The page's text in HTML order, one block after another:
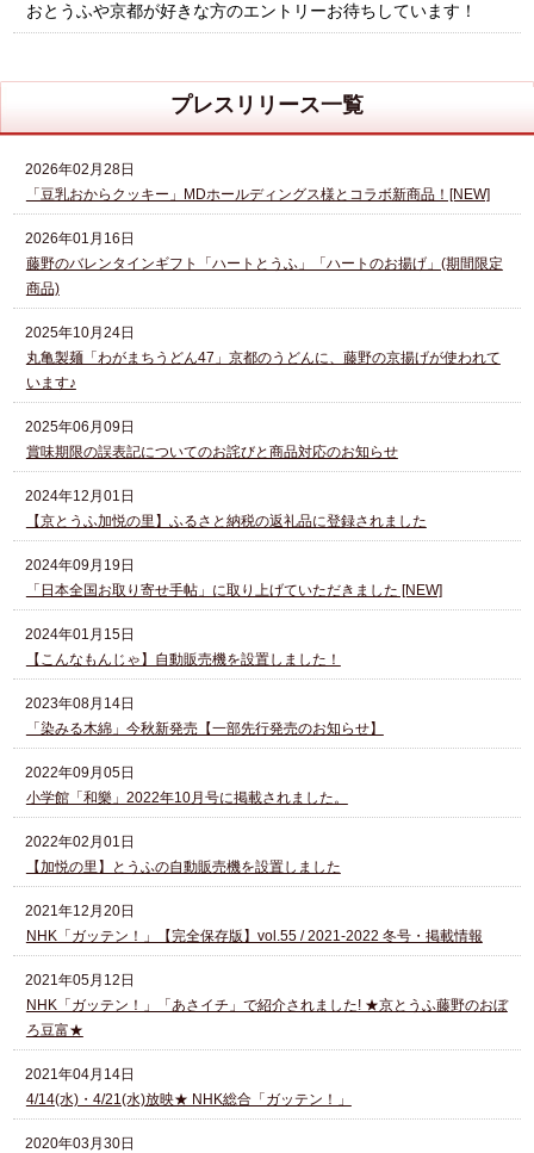
おとうふや京都が好きな方のエントリーお待ちしています！
プレスリリース一覧
2026年02月28日
「豆乳おからクッキー」MDホールディングス様とコラボ新商品！[NEW]
2026年01月16日
藤野のバレンタインギフト「ハートとうふ」「ハートのお揚げ」(期間限定
商品)
2025年10月24日
丸亀製麺「わがまちうどん47」京都のうどんに、藤野の京揚げが使われて
います♪
2025年06月09日
賞味期限の誤表記についてのお詫びと商品対応のお知らせ
2024年12月01日
【京とうふ加悦の里】ふるさと納税の返礼品に登録されました
2024年09月19日
「日本全国お取り寄せ手帖」に取り上げていただきました [NEW]
2024年01月15日
【こんなもんじゃ】自動販売機を設置しました！
2023年08月14日
「染みる木綿」今秋新発売【一部先行発売のお知らせ】
2022年09月05日
小学館「和樂」2022年10月号に掲載されました。
2022年02月01日
【加悦の里】とうふの自動販売機を設置しました
2021年12月20日
NHK「ガッテン！」【完全保存版】vol.55 / 2021-2022 冬号・掲載情報
2021年05月12日
NHK「ガッテン！」「あさイチ」で紹介されました! ★京とうふ藤野のおぼ
ろ豆富★
2021年04月14日
4/14(水)・4/21(水)放映★ NHK総合「ガッテン！」
2020年03月30日